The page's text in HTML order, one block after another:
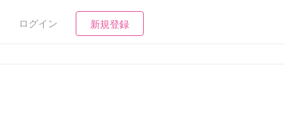
ログイン 新規登録